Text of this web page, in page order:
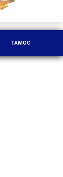
ТАМОС